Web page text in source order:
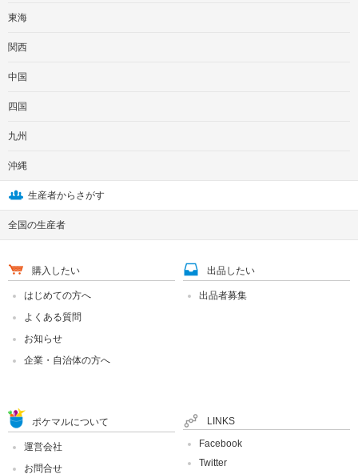
東海
関西
中国
四国
九州
沖縄
生産者からさがす
全国の生産者
購入したい
はじめての方へ
よくある質問
お知らせ
企業・自治体の方へ
出品したい
出品者募集
ポケマルについて
運営会社
お問合せ
LINKS
Facebook
Twitter